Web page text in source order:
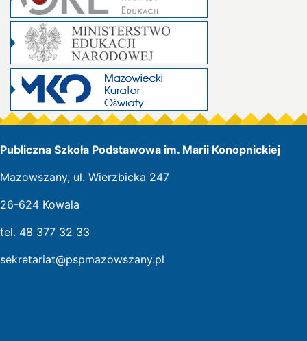
Publiczna Szkoła Podstawowa im. Marii Konopnickiej
Mazowszany, ul. Wierzbicka 247
26-624 Kowala
tel. 48 377 32 33
sekretariat@pspmazowszany.pl